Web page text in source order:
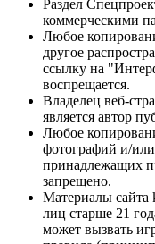
Раздел
коммерческими
Любое
другое
ссылку на
воспрещается.
Владелец веб-
является автор
Любое
фотографий и/
принадлежащих
запрещено.
Материалы сайта
лиц старше 21
может вызвать